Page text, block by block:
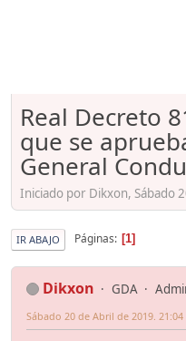
Real Decreto
que se
General
Iniciado por Dikxon, Sábado
IR ABAJO Páginas 1
Dikxon GDA
Sábado 20 de Abril de 2019. 21:04